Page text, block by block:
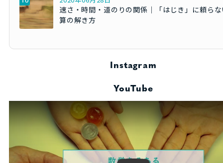
速さ・時間・道のりの関係｜「はじき」に頼ら
算の解き方
Instagram
YouTube